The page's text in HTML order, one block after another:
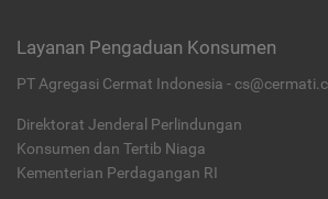
Layanan Pengaduan Konsumen
PT Agregasi Cermat Indonesia -
Direktorat Jenderal Perlindungan
Konsumen dan Tertib Niaga
Kementerian Perdagangan RI